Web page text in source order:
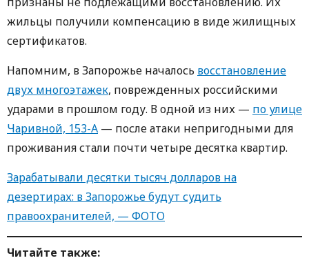
жильцы получили компенсацию в виде жилищных
сертификатов.
Напомним, в Запорожье началось восстановление
двух многоэтажек, поврежденных российскими
ударами в прошлом году. В одной из них — по улице
Чаривной, 153-А — после атаки непригодными для
проживания стали почти четыре десятка квартир.
Зарабатывали десятки тысяч долларов на
дезертирах: в Запорожье будут судить
правоохранителей, — ФОТО
Читайте также: